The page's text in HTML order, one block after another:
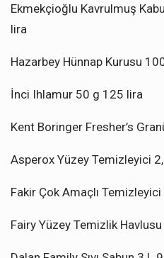
Ekmekçioğlu Kavrulmuş
lira
Hazarbey Hünnap Kurusu
İnci Ihlamur 50 g 125 lira
Kent Boringer Fresher’s
Asperox Yüzey Temizleyici
Fakir Çok Amaçlı
Fairy Yüzey Temizlik